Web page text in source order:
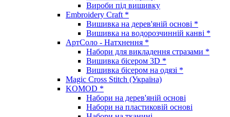
Вироби під вишивку
Embroidery Craft *
Вишивка на дерев'яній основі *
Вишивка на водорозчинній канві *
АртСоло - Натхнення *
Набори для викладення стразами *
Вишивка бісером 3D *
Вишивка бісером на одязі *
Magic Cross Stitch (Україна)
KOMOD *
Набори на дерев'яній основі
Набори на пластиковій основі